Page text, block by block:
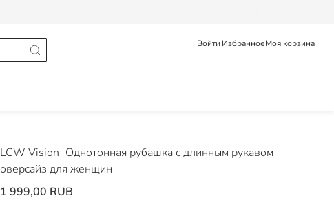
Войти ИзбранноеМоя корзина
LCW Vision Однотонная рубашка с длинным рукавом
оверсайз для женщин
1 999,00 RUB